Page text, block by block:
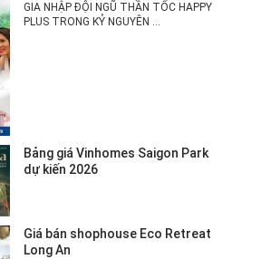
MỚI!
GIA NHẬP ĐỘI NGŨ THẦN TỐC HAPPY
PLUS TRONG KỶ NGUYÊN ...
Bảng giá Vinhomes Saigon Park
dự kiến 2026
Giá bán shophouse Eco Retreat
Long An